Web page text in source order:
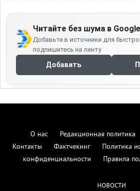
Читайте без шума в
Добавьте в источники для
подпишитесь на ленту
Добавить
О нас Редакционная политика
Контакты
Фактчекинг Политика
конфиденциальности
Правила
НОВОСТИ